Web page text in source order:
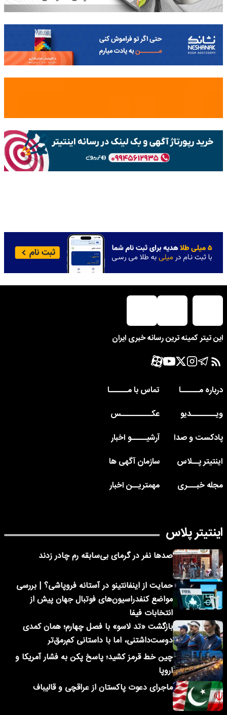
این تیتر کمینه ترین رسانه خبری ایران
درباره مــــــا
تماس با مــــــا
ویــــــــدیو
عکــــــــــس
پادکست و صدا
آرشیـــــو اخبار
اینتیتر پــلاس
سازمان آگهی ها
مجله خبـــری
مهمتریــن اخبار
اینتیتر پلاس
صدها نفر در گرمای بی‌سابقه رم چادر زدند
حمایت از اینفانتینو در آستانه فروپاشی؟ | بررسی
مواضع کنفدراسیون‌های فوتبال جهان پیش از
انتخابات فیفا
بازگشت «تد لاسو» با فصل چهارم؛ همان کمدی
دوست‌داشتنی، اما با داستانی کم‌رمق‌تر
چین خط قرمز کشید؛ پاسخ پکن به فشار آمریکا و
اروپا
ماجرای دعوت پاکستان از عراقچی و قالیباف